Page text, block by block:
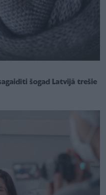
šogad Latvijā trešie